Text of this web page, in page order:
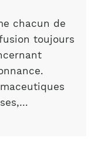
chacun de
toujours